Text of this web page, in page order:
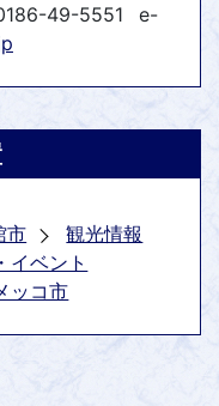
49-5551
e-
市
観光情報
イベント
ッコ市